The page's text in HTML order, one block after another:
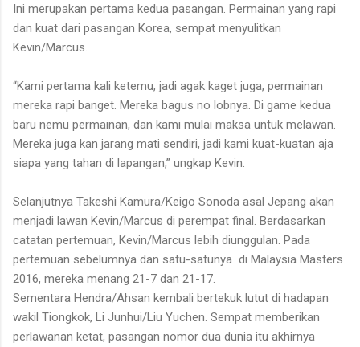
Ini merupakan pertama kedua pasangan . Permainan yang rapi
dan kuat dari pasangan Korea, sempat menyulitkan
Kevin/Marcus.
“Kami pertama kali ketemu, jadi agak kaget juga, permainan
mereka rapi banget. Mereka bagus no lobnya. Di game kedua
baru nemu permainan, dan kami mulai maksa untuk melawan.
Mereka juga kan jarang mati sendiri, jadi kami kuat-kuatan aja
siapa yang tahan di lapangan,” ungkap Kevin.
Selanjutnya Takeshi Kamura/Keigo Sonoda asal Jepang akan
menjadi lawan Kevin/Marcus di perempat final Berdasarkan
catatan pertemuan, Kevin/Marcus lebih diunggulan. Pada
pertemuan sebelumnya dan satu-satunya di Malaysia Masters
2016, mereka menang 21-7 dan 21-17.
Sementara Hendra/Ahsan kembali bertekuk lutut di hadapan
wakil Tiongkok, Li Junhui/Liu Yuchen. Sempat memberikan
perlawanan ketat, pasangan nomor dua dunia itu akhirnya